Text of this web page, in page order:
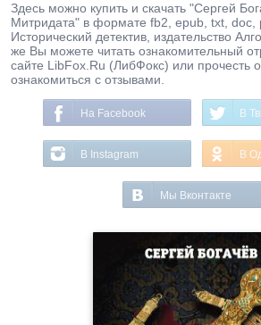
Здесь можно купить и скачать "Сергей
Митридата" в формате fb2, epub, txt,
Исторический детектив, издательство
же Вы можете читать ознакомительный
сайте LibFox.Ru (ЛибФокс) или прочесть
ознакомиться с отзывами.
На Facebook В
В Instagram В
Мы Вконтакте